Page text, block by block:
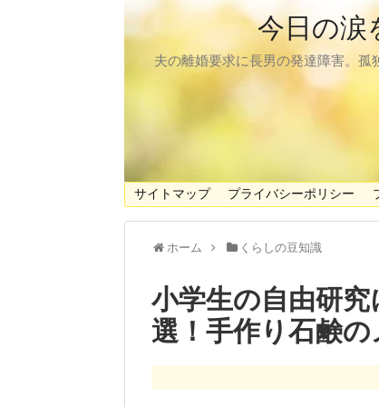
今日の涙
夫の離婚要求に長男の発達障害。
サイトマップ プライバシーポリシー
ホーム くらしの豆知識
小学生の自由研
選！手作り石鹸